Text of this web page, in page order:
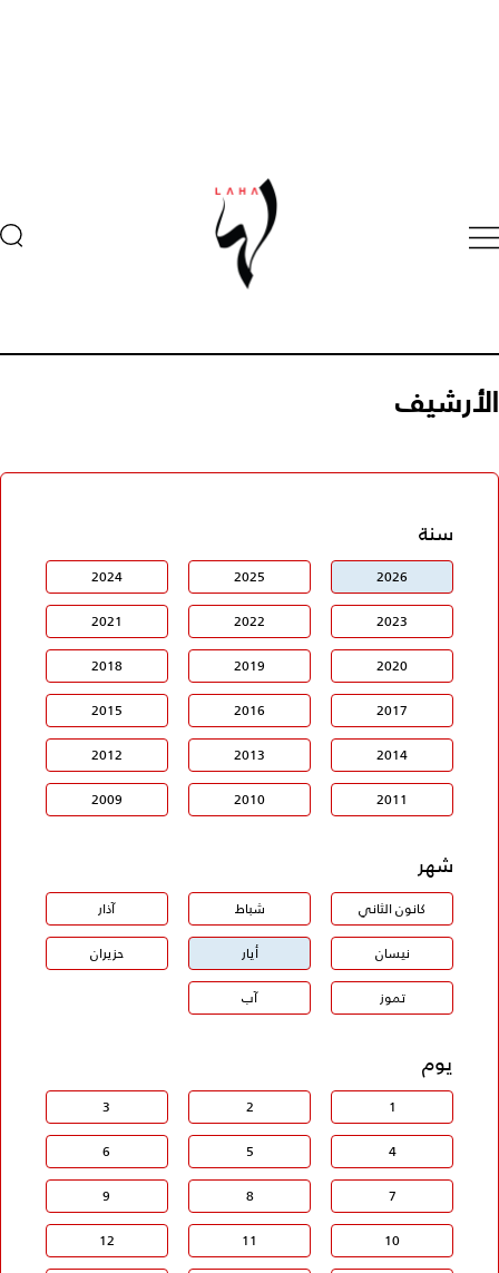
الأرشيف
سنة
2026
2025
2024
2023
2022
2021
2020
2019
2018
2017
2016
2015
2014
2013
2012
2011
2010
2009
شهر
كانون الثاني شباط آذار
نيسان أيار حزيران
تموز آب
يوم
1
2
3
4
5
6
7
8
9
10
11
12